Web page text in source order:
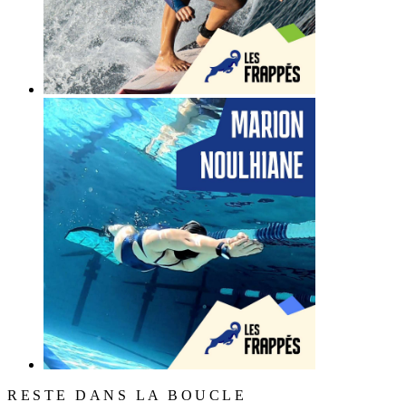
RESTE DANS LA BOUCLE